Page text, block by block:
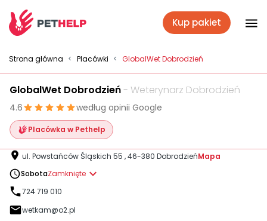
Pakiety weterynaryjne
Ubezpieczenie psa i kota
Placówki
Kup pakiet
Strona główna < Placówki < GlobalWet Dobrodzień
GlobalWet Dobrodzień- Weterynarz Dobrodzień
4.6 według opinii Google
Placówka w Pethelp
ul. Powstańców Śląskich 55 , 46-380 DobrodzieńMapa
SobotaZamknięte
724 719 010
wetkam@o2.pl